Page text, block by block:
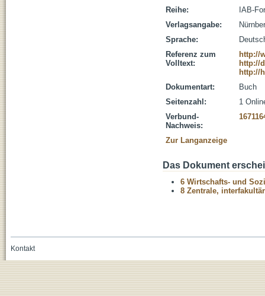
Reihe:
IAB-
Verlagsangabe:
Sprache:
Referenz zum
Volltext:
http://
http://
http://
Dokumentart:
Buch
Seitenzahl:
1
Verbund-
Nachweis:
Zur Langanzeige
Das Dokument
6 Wirtschafts- und
8 Zentrale,
Kontakt